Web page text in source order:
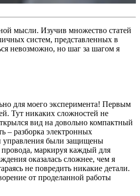
мысли. Изучив множество статей
систем, представленных в
невозможно, но шаг за шагом я
для моего эксперимента! Первым
Тут никаких сложностей не
вид на довольно компактный
– разборка электронных
управления были защищены
маркируя каждый для
оказалась сложнее, чем я
не повредить никакие детали.
от проделанной работы